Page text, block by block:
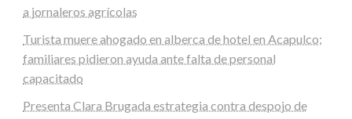
a jornaleros agrícolas
Turista muere ahogado en alberca de hotel en Acapulco;
familiares pidieron ayuda ante falta de personal
capacitado
Presenta Clara Brugada estrategia contra despojo de